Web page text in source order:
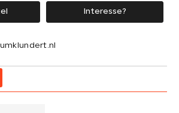
Interesse?